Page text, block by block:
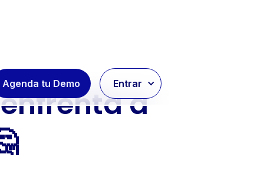
Agenda tu Demo Entrar
a